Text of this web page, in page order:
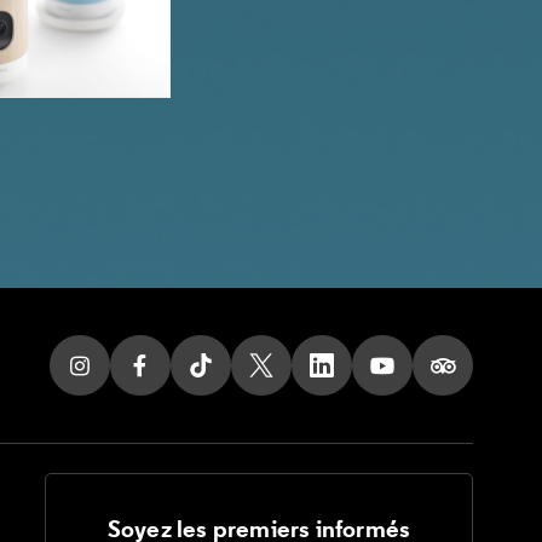
Soyez les premiers informés